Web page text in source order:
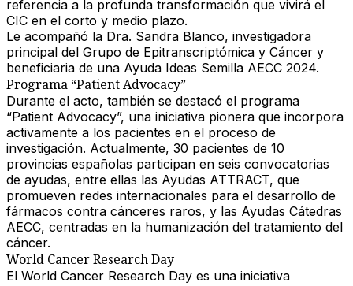
referencia a la profunda transformación que vivirá el
CIC en el corto y medio plazo.
Le acompañó la Dra. Sandra Blanco, investigadora
principal del Grupo de Epitranscriptómica y Cáncer y
beneficiaria de una Ayuda Ideas Semilla AECC 2024.
Programa “Patient Advocacy”
Durante el acto, también se destacó el programa
“Patient Advocacy”, una iniciativa pionera que incorpora
activamente a los pacientes en el proceso de
investigación. Actualmente, 30 pacientes de 10
provincias españolas participan en seis convocatorias
de ayudas, entre ellas las Ayudas ATTRACT, que
promueven redes internacionales para el desarrollo de
fármacos contra cánceres raros, y las Ayudas Cátedras
AECC, centradas en la humanización del tratamiento del
cáncer.
World Cancer Research Day
El World Cancer Research Day es una iniciativa